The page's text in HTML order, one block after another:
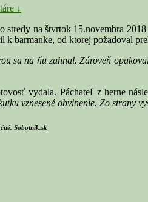
↓
na štvrtok 15.novembra
k barmanke, od ktorej požadoval
sa na ňu zahnal. Zároveň
vydala. Páchateľ z herne
vznesené obvinenie. Zo strany
Sobotnik.sk